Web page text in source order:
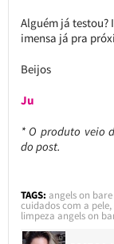
Alguém já testou?
imensa já pra
Beijos
Ju
* O produto veio
do post.
TAGS: angels on bare
cuidados com a pele,
limpeza angels on